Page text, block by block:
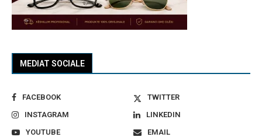
MEDIAT SOCIALE
FACEBOOK
TWITTER
INSTAGRAM
LINKEDIN
YOUTUBE
EMAIL